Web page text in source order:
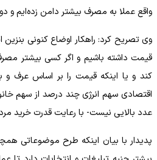
واقع عملا به مصرف بیشتر دامن زده‌ایم
وی تصریح کرد: راهکار اوضاع کنونی
قیمت داشته باشیم و اگر کسی بیشتر
کند و یا اینکه قیمت را بر اساس عرف و
اقتصادی سهم انرژی چند درصد از سهم
عدد بالایی نیست- با رعایت قدرت خرید
پدیدار با بیان اینکه طرح موضوعاتی